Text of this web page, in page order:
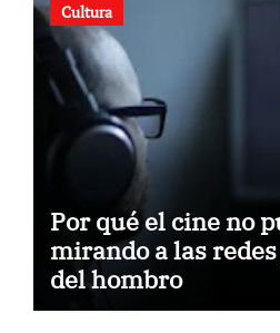
Cultura
Por qué el cine no
mirando a las
del hombro